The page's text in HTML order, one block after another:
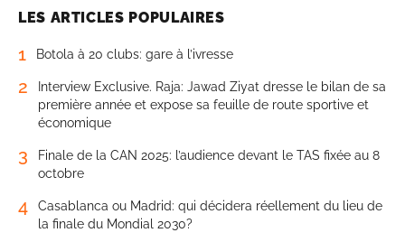
LES ARTICLES POPULAIRES
1 Botola à 20 clubs: gare à l’ivresse
2
Interview Exclusive. Raja: Jawad Ziyat dresse le bilan de sa
première année et expose sa feuille de route sportive et
économique
3
Finale de la CAN 2025: l’audience devant le TAS fixée au 8
octobre
4
Casablanca ou Madrid: qui décidera réellement du lieu de
la finale du Mondial 2030?